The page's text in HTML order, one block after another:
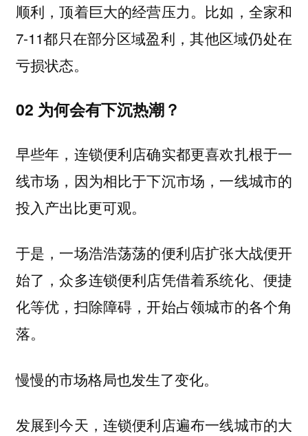
顺利，顶着巨大的经营压力。比如，全家和
7-11都只在部分区域盈利，其他区域仍处在
亏损状态。
02 为何会有下沉热潮？
早些年，连锁便利店确实都更喜欢扎根于一
线市场，因为相比于下沉市场，一线城市的
投入产出比更可观。
于是，一场浩浩荡荡的便利店扩张大战便开
始了，众多连锁便利店凭借着系统化、便捷
化等优，扫除障碍，开始占领城市的各个角
落。
慢慢的市场格局也发生了变化。
发展到今天，连锁便利店遍布一线城市的大